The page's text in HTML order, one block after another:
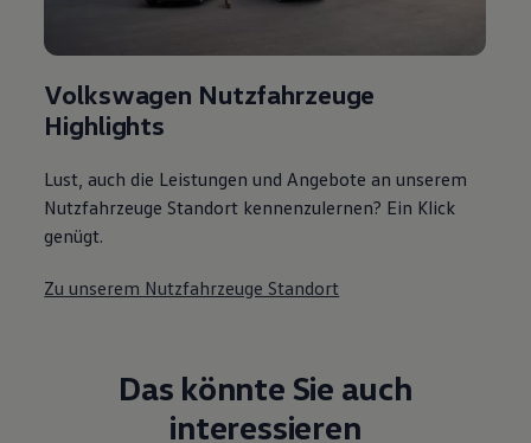
Volkswagen Nutzfahrzeuge
Highlights
Lust, auch die Leistungen und Angebote an unserem
Nutzfahrzeuge Standort kennenzulernen? Ein Klick
genügt.
Zu unserem Nutzfahrzeuge Standort
Das könnte Sie auch
interessieren